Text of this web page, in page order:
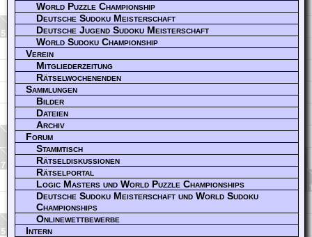
World Puzzle Championship
Deutsche Sudoku Meisterschaft
Deutsche Jugend Sudoku Meisterschaft
World Sudoku Championship
Verein
Mitgliederzeitung
Rätselwochenenden
Sammlungen
Bilder
Dateien
Archiv
Forum
Stammtisch
Rätseldiskussionen
Rätselportal
Logic Masters und World Puzzle Championships
Deutsche Sudoku Meisterschaft und World Sudoku
Championships
Onlinewettbewerbe
Intern